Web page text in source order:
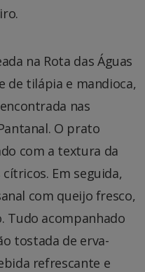
na Rota das Águas
de tilápia e mandioca,
nas
O prato
com a textura da
Em seguida,
com queijo fresco,
Tudo acompanhado
tostada de erva-
refrescante e